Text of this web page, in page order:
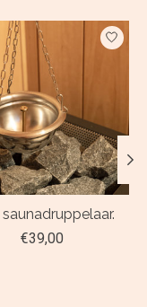
saunadruppelaar.
€39,00